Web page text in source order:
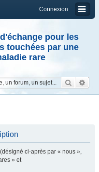
Connexion
pour les
touchées par une
rare
ci-après par « nous »,
» et